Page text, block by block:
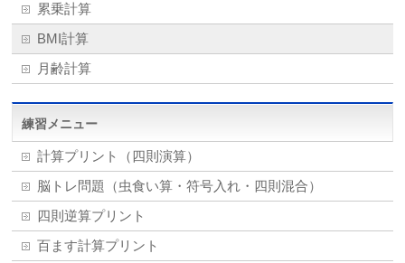
累乗計算
BMI計算
月齢計算
練習メニュー
計算プリント（四則演算）
脳トレ問題（虫食い算・符号入れ・四則混合）
四則逆算プリント
百ます計算プリント